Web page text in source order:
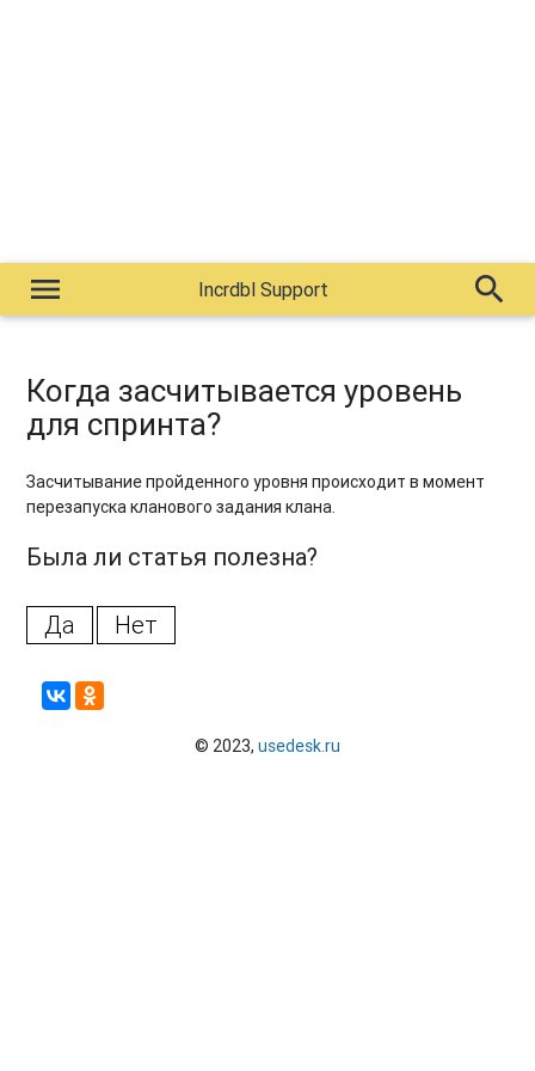
menu Incrdbl Support search
Когда засчитывается уровень
для спринта?
Засчитывание пройденного уровня происходит в момент
перезапуска кланового задания клана.
Была ли статья полезна?
Да Нет
© 2023, usedesk.ru